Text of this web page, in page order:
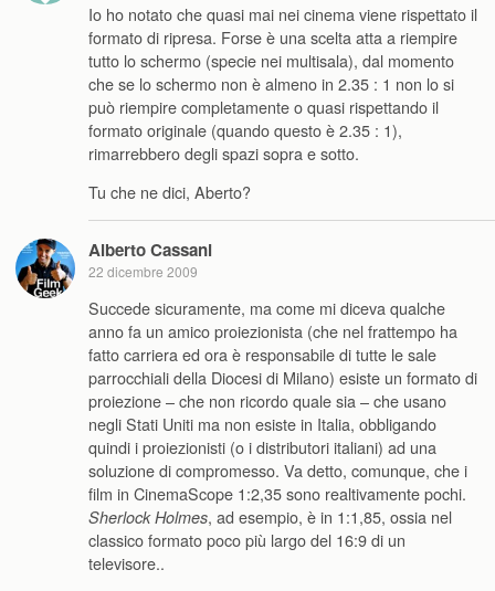
Io ho notato che quasi mai nei cinema viene rispettato il
formato di ripresa. Forse è una scelta atta a riempire
tutto lo schermo (specie nei multisala), dal momento
che se lo schermo non è almeno in 2.35 : 1 non lo si
può riempire completamente o quasi rispettando il
formato originale (quando questo è 2.35 : 1),
rimarrebbero degli spazi sopra e sotto.
Tu che ne dici, Aberto?
Alberto Cassani
22 dicembre 2009
Succede sicuramente, ma come mi diceva qualche
anno fa un amico proiezionista (che nel frattempo ha
fatto carriera ed ora è responsabile di tutte le sale
parrocchiali della Diocesi di Milano) esiste un formato di
proiezione – che non ricordo quale sia – che usano
negli Stati Uniti ma non esiste in Italia, obbligando
quindi i proiezionisti (o i distributori italiani) ad una
soluzione di compromesso. Va detto, comunque, che i
film in CinemaScope 1:2,35 sono realtivamente pochi.
Sherlock Holmes, ad esempio, è in 1:1,85, ossia nel
classico formato poco più largo del 16:9 di un
televisore..